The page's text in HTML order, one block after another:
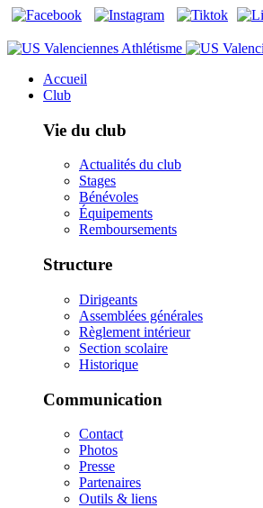
Accueil
Club
Vie du club
Actualités du club
Stages
Bénévoles
Équipements
Remboursements
Structure
Dirigeants
Assemblées générales
Règlement intérieur
Section scolaire
Historique
Communication
Contact
Photos
Presse
Partenaires
Outils & liens